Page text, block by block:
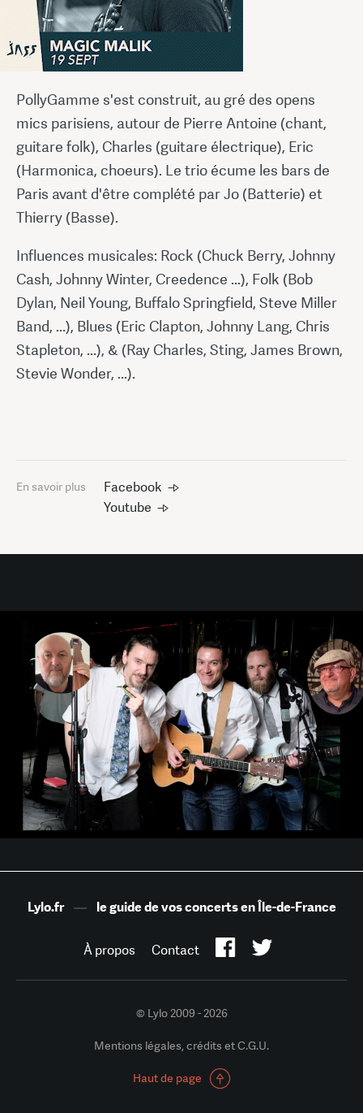
PollyGamme s'est construit, au gré des opens
mics parisiens, autour de Pierre Antoine (chant,
guitare folk), Charles (guitare électrique), Eric
(Harmonica, choeurs). Le trio écume les bars de
Paris avant d'être complété par Jo (Batterie) et
Thierry (Basse).
Influences musicales: Rock (Chuck Berry, Johnny
Cash, Johnny Winter, Creedence ...), Folk (Bob
Dylan, Neil Young, Buffalo Springfield, Steve Miller
Band, ...), Blues (Eric Clapton, Johnny Lang, Chris
Stapleton, ...), & (Ray Charles, Sting, James Brown,
Stevie Wonder, ...).
En savoir plus
Facebook
Youtube
Lylo.fr— le guide de vos concerts en Île-de-France
À propos Contact
© Lylo 2009 - 2026
Mentions légales, crédits et C.G.U.
Haut de page